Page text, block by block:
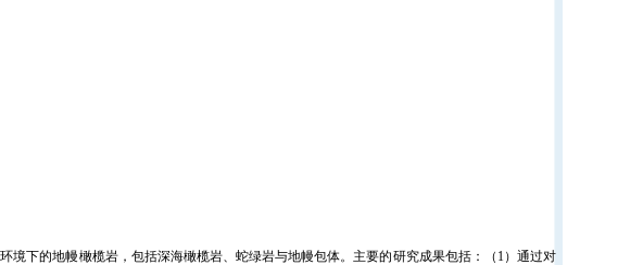
下的地幔橄榄岩，包括深海橄榄岩、蛇绿岩与地幔包体。主要的研究成果包括：（1）通过对